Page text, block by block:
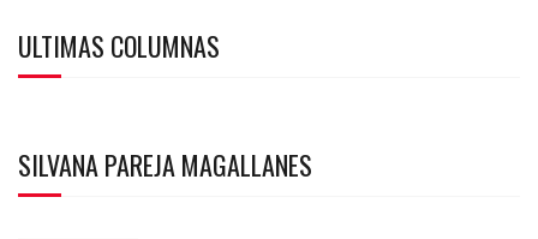
ULTIMAS COLUMNAS
SILVANA PAREJA MAGALLANES